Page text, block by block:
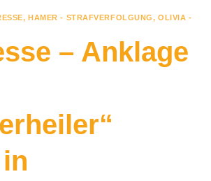
, HAMER - STRAFVERFOLGUNG,OLIVIA -
– Anklage